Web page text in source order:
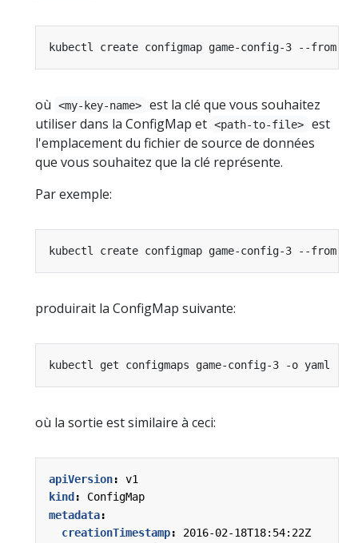
kubectl create configmap game-config-3 --from-
où <my-key-name>
est la clé que vous souhaitez
utiliser dans la ConfigMap et <path-to-file>
est
l'emplacement du fichier de source de données
que vous souhaitez que la clé représente.
Par exemple:
kubectl create configmap game-config-3 --from-
produirait la ConfigMap suivante:
où la sortie est similaire à ceci:
apiVersion:
v1
kind :
ConfigMap
metadata:
creationTimestamp:
2016-02-18T18:54:22Z